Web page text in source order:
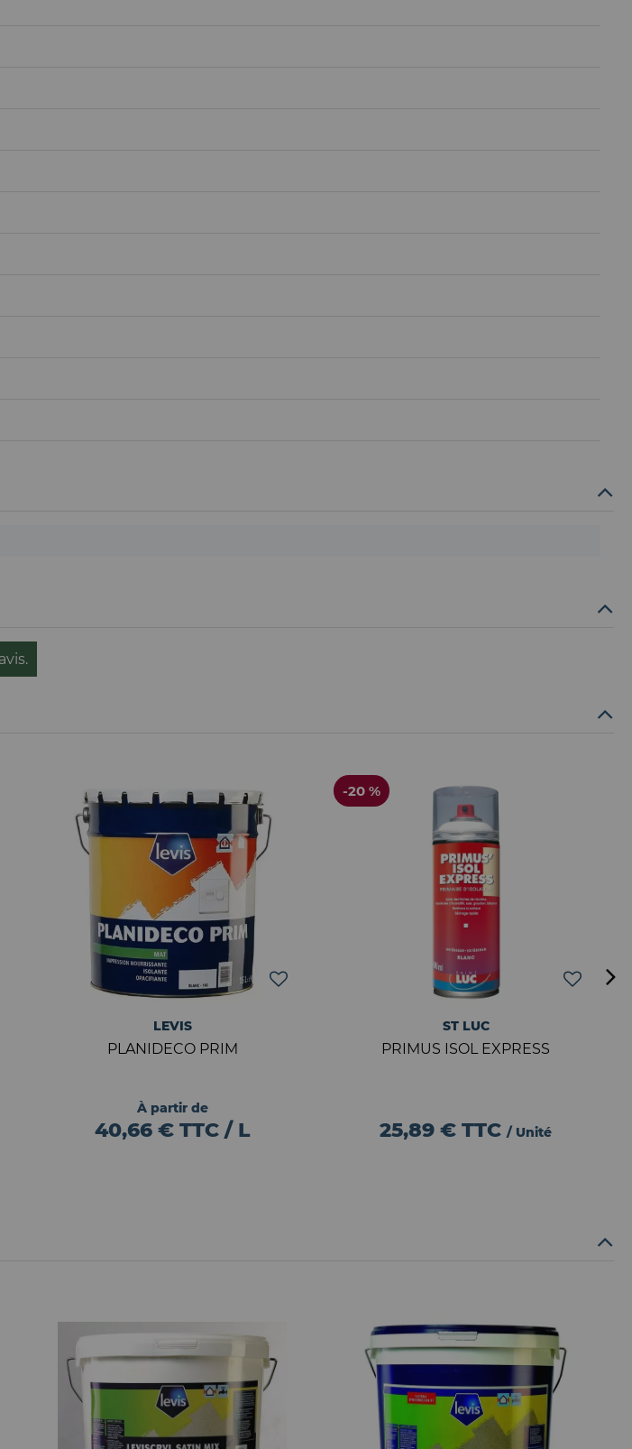
LEVIS
PLANIDECO PRIM
À partir de
40,66 € TTC / L
-20 %
ST LUC
PRIMUS ISOL EXPRESS
25,89 €TTC / Unité